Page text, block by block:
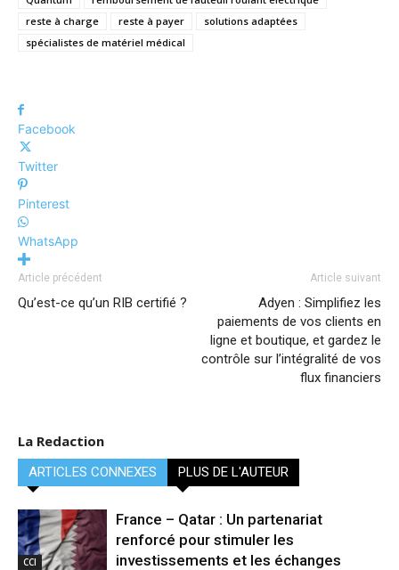
reste à charge
reste à payer
solutions adaptées
spécialistes de matériel médical
Facebook
Twitter
Pinterest
WhatsApp
Article précédent
Qu’est-ce qu’un RIB certifié ?
Article suivant
Adyen : Simplifiez les
paiements de vos clients en
ligne et boutique, et gardez le
contrôle sur l’intégralité de vos
flux financiers
La Redaction
ARTICLES CONNEXES PLUS DE L'AUTEUR
CCI
France – Qatar : Un partenariat
renforcé pour stimuler les
investissements et les échanges